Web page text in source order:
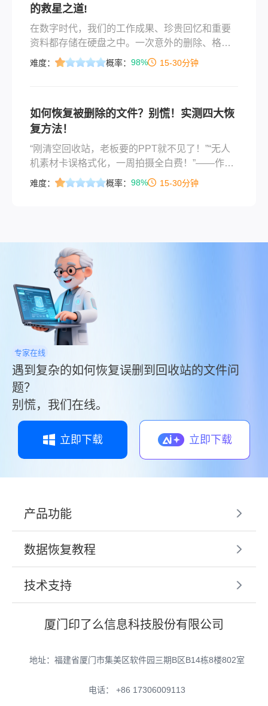
的救星之道!
在数字时代，我们的工作成果、珍贵回忆和重要
资料都存储在硬盘之中。一次意外的删除、格式
化，甚至是硬盘的异响，都可能让这些宝贵数据
据恢复呢？本文将系统性地介绍多种高效的数据
恢复方法，助你最大可能地找回丢失的数据。
难度： 概率： 98% 15-30分钟
如何恢复被删除的文件？别慌！实测四大恢
复方法！
“刚清空回收站，老板要的PPT就不见了！”“无人
机素材卡误格式化，一周拍摄全白费！”——作为
一名与电脑故障和数据丢失搏斗多年的软件测评
硬盘格式化的各类场景。
难度： 概率： 98% 15-30分钟
专家在线
遇到复杂的如何恢复误删到回收站的文件问
题？
别慌，我们在线。
立即下载 立即下载
产品功能
数据恢复教程
技术支持
厦门印了么信息科技股份有限公司
地址：福建省厦门市集美区软件园三期B区B14栋8楼802室
电话： +86 17306009113